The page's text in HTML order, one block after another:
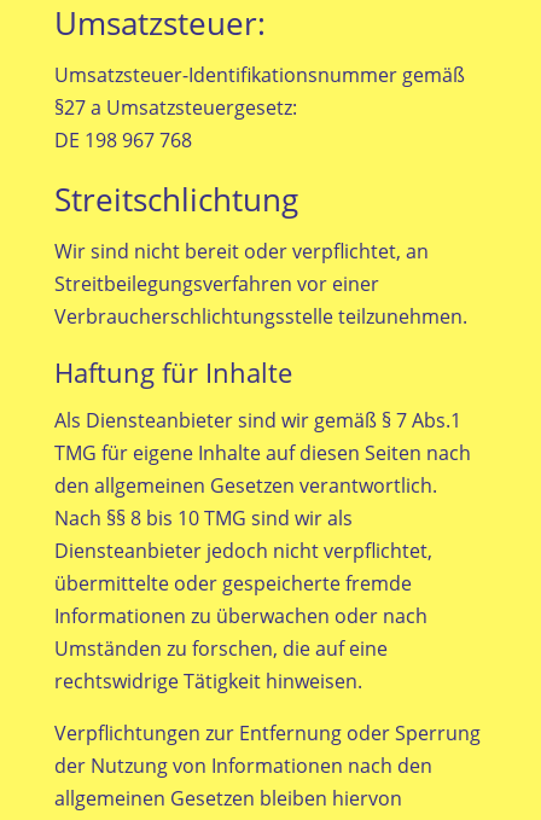
Umsatzsteuer:
Umsatzsteuer-Identifikationsnummer gemäß
§27 a Umsatzsteuergesetz:
DE 198 967 768
Streitschlichtung
Wir sind nicht bereit oder verpflichtet, an
Streitbeilegungsverfahren vor einer
Verbraucherschlichtungsstelle teilzunehmen.
Haftung für Inhalte
Als Diensteanbieter sind wir gemäß § 7 Abs.1
TMG für eigene Inhalte auf diesen Seiten nach
den allgemeinen Gesetzen verantwortlich.
Nach §§ 8 bis 10 TMG sind wir als
Diensteanbieter jedoch nicht verpflichtet,
übermittelte oder gespeicherte fremde
Informationen zu überwachen oder nach
Umständen zu forschen, die auf eine
rechtswidrige Tätigkeit hinweisen.
Verpflichtungen zur Entfernung oder Sperrung
der Nutzung von Informationen nach den
allgemeinen Gesetzen bleiben hiervon